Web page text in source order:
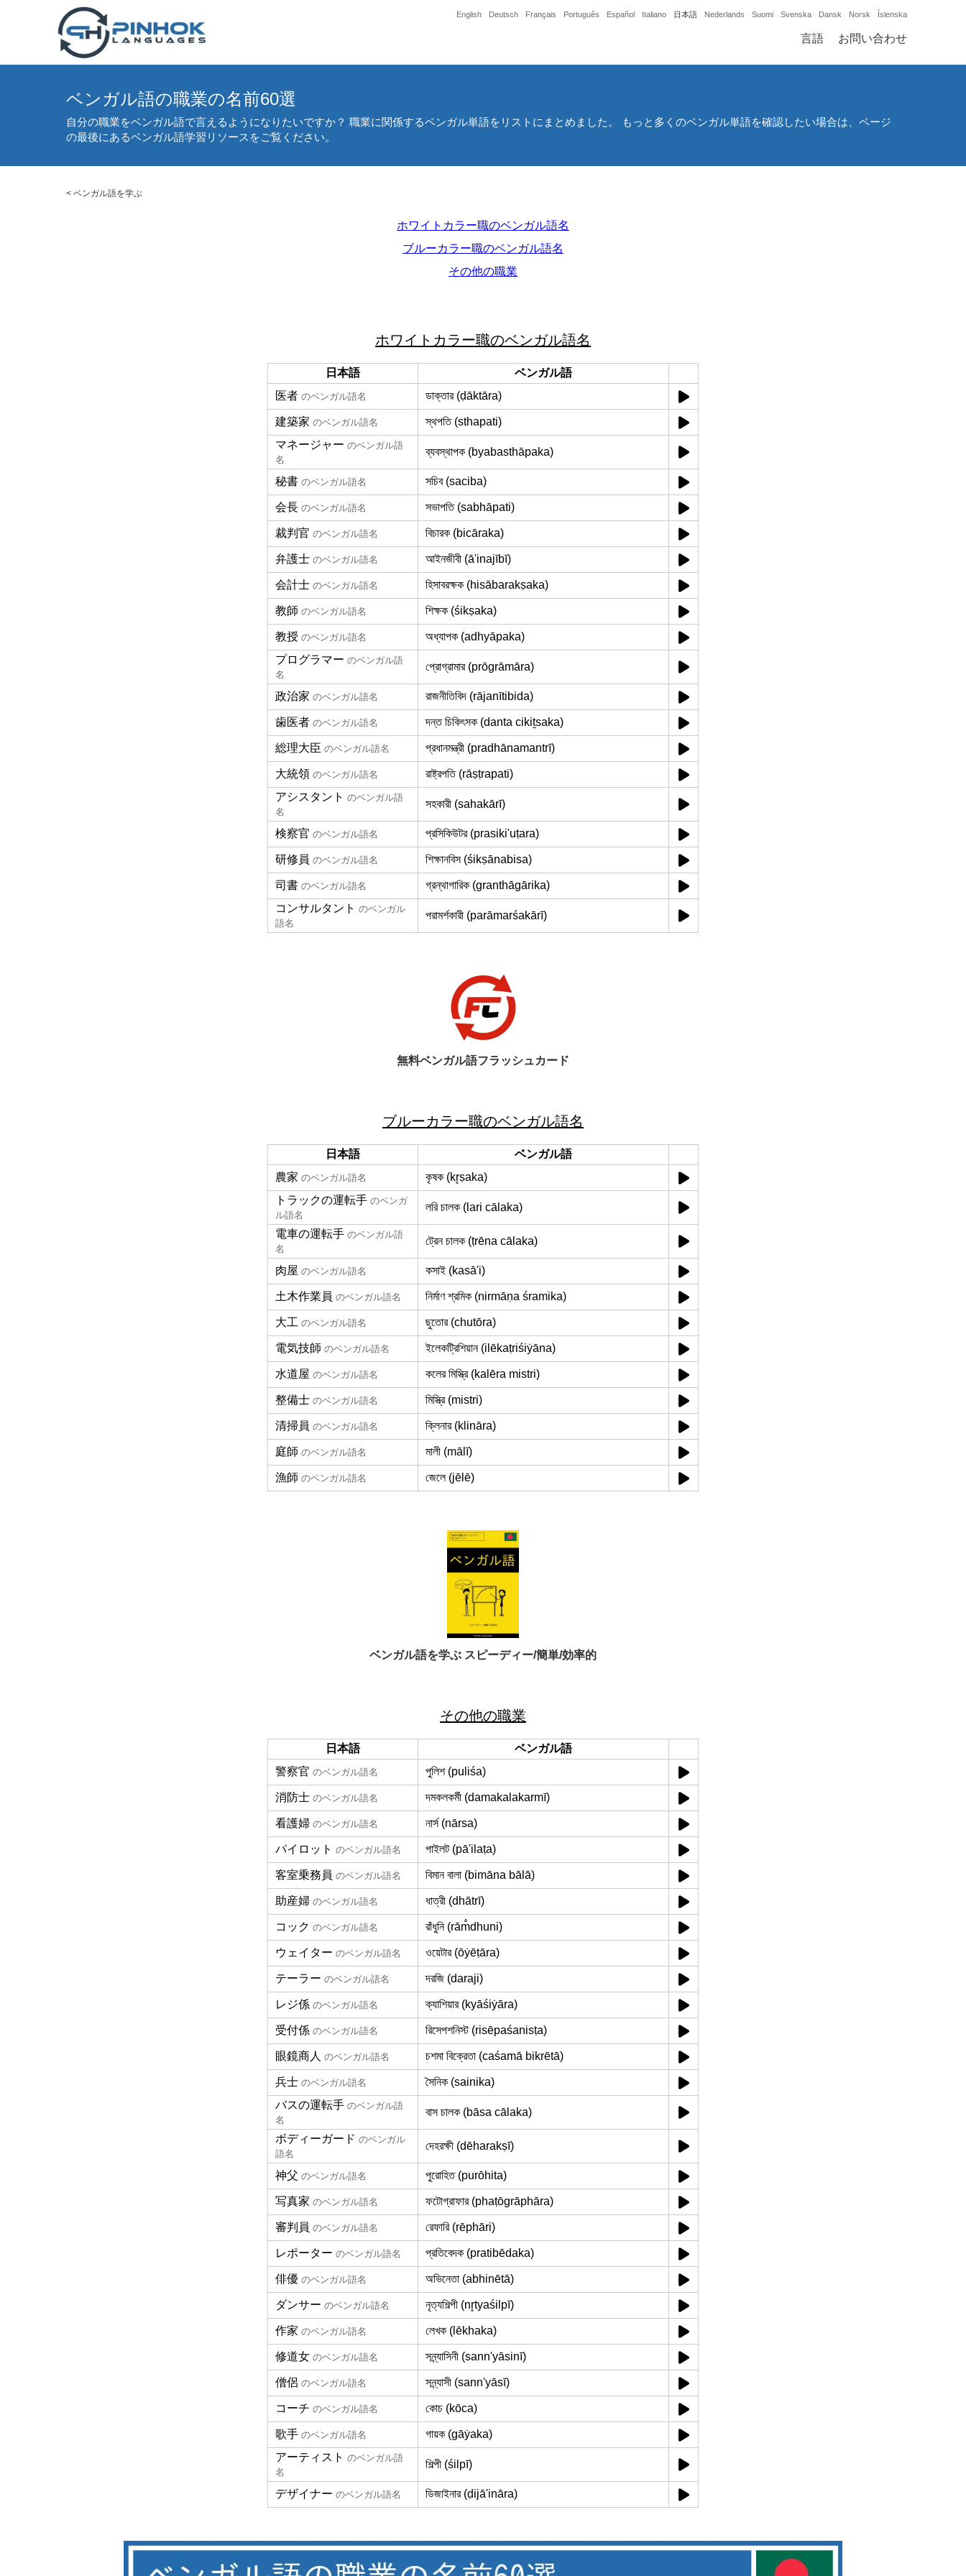
English Deutsch Français Português Español Italiano 日本語 Nederlands Suomi Svenska Dansk Norsk Íslenska
言語 お問い合わせ
ベンガル語の職業の名前60選
自分の職業をベンガル語で言えるようになりたいですか？ 職業に関係するベンガル単語をリストにまとめました。 もっと多くのベンガル単語を確認したい場合は、ページ
の最後にあるベンガル語学習リソースをご覧ください。
< ベンガル語を学ぶ
ホワイトカラー職のベンガル語名
ブルーカラー職のベンガル語名
その他の職業
ホワイトカラー職のベンガル語名
日本語
ベンガル語
医者 のベンガル語名 ডাক্তার (ḍāktāra)
建築家 のベンガル語名
স্থপতি (sthapati)
マネージャー のベンガル語
名
ব্যবস্থাপক (byabasthāpaka)
秘書 のベンガル語名 সচিব (saciba)
会長 のベンガル語名 সভাপতি (sabhāpati)
裁判官 のベンガル語名 বিচারক (bicāraka)
弁護士 のベンガル語名 আইনজীবী (ā'inajībī)
会計士 のベンガル語名 হিসাবরক্ষক (hisābarakṣaka)
教師 のベンガル語名 শিক্ষক (śikṣaka)
教授 のベンガル語名
অধ্যাপক (adhyāpaka)
プログラマー のベンガル語
名
প্রোগ্রামার (prōgrāmāra)
政治家 のベンガル語名 রাজনীতিবিদ (rājanītibida)
歯医者 のベンガル語名 দন্ত চিকিৎসক (danta cikiṯsaka)
総理大臣 のベンガル語名 প্রধানমন্ত্রী (pradhānamantrī)
大統領 のベンガル語名
রাষ্ট্রপতি (rāṣṭrapati)
アシスタント のベンガル語
名
সহকারী (sahakārī)
検察官 のベンガル語名 প্রসিকিউটর (prasiki'uṭara)
研修員 のベンガル語名 শিক্ষানবিস (śikṣānabisa)
司書 のベンガル語名
গ্রন্থাগারিক (granthāgārika)
コンサルタント のベンガル
語名
পরামর্শকারী (parāmarśakārī)
無料ベンガル語フラッシュカード
ブルーカラー職のベンガル語名
日本語
ベンガル語
農家 のベンガル語名
কৃষক (kr̥ṣaka)
トラックの運転手 のベンガ
ル語名
লরি চালক (lari cālaka)
電車の運転手 のベンガル語
名
ট্রেন চালক (ṭrēna cālaka)
肉屋 のベンガル語名 কসাই (kasā'i)
土木作業員 のベンガル語名 নির্মাণ শ্রমিক (nirmāṇa śramika)
大工 のベンガル語名 ছুতোর (chutōra)
電気技師 のベンガル語名 ইলেকট্রিশিয়ান (ilēkaṭriśiẏāna)
水道屋 のベンガル語名 কলের মিস্ত্রি (kalēra mistri)
整備士 のベンガル語名 মিস্ত্রি (mistri)
清掃員 のベンガル語名 ক্লিনার (klināra)
庭師 のベンガル語名 মালী (mālī)
漁師 のベンガル語名 জেলে (jēlē)
ベンガル語を学ぶ スピーディー/簡単/効率的
その他の職業
日本語
ベンガル語
警察官 のベンガル語名 পুলিশ (puliśa)
消防士 のベンガル語名 দমকলকর্মী (damakalakarmī)
看護婦 のベンガル語名 নার্স (nārsa)
パイロット のベンガル語名 পাইলট (pā'ilaṭa)
客室乗務員 のベンガル語名 বিমান বালা (bimāna bālā)
助産婦 のベンガル語名 ধাত্রী (dhātrī)
コック のベンガル語名 রাঁধুনি (rām̐dhuni)
ウェイター のベンガル語名 ওয়েটার (ōẏēṭāra)
テーラー のベンガル語名 দরজি (daraji)
レジ係 のベンガル語名 ক্যাশিয়ার (kyāśiẏāra)
受付係 のベンガル語名 রিসেপশনিস্ট (risēpaśanisṭa)
眼鏡商人 のベンガル語名 চশমা বিক্রেতা (caśamā bikrētā)
兵士 のベンガル語名
সৈনিক (sainika)
バスの運転手 のベンガル語
名
বাস চালক (bāsa cālaka)
ボディーガード のベンガル
語名
দেহরক্ষী (dēharakṣī)
神父 のベンガル語名 পুরোহিত (purōhita)
写真家 のベンガル語名 ফটোগ্রাফার (phaṭōgrāphāra)
審判員 のベンガル語名 রেফারি (rēphāri)
レポーター のベンガル語名 প্রতিবেদক (pratibēdaka)
俳優 のベンガル語名 অভিনেতা (abhinētā)
ダンサー のベンガル語名 নৃত্যশিল্পী (nr̥tyaśilpī)
作家 のベンガル語名 লেখক (lēkhaka)
修道女 のベンガル語名 সন্ন্যাসিনী (sann'yāsinī)
僧侶 のベンガル語名 সন্ন্যাসী (sann'yāsī)
コーチ のベンガル語名 কোচ (kōca)
歌手 のベンガル語名
গায়ক (gāẏaka)
アーティスト のベンガル語
名
শিল্পী (śilpī)
デザイナー のベンガル語名 ডিজাইনার (ḍijā'ināra)